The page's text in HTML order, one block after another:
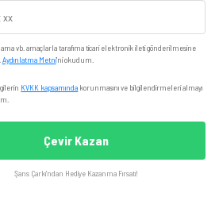
vb. amaçlarla tarafıma ticari elektronik ileti gönderilmesine
Aydınlatma Metni'ni okudum.
KVKK kapsamında korunmasını ve bilgilendirmeleri almayı
Çevir Kazan
Şans Çarkı'ndan Hediye Kazanma Fırsatı!